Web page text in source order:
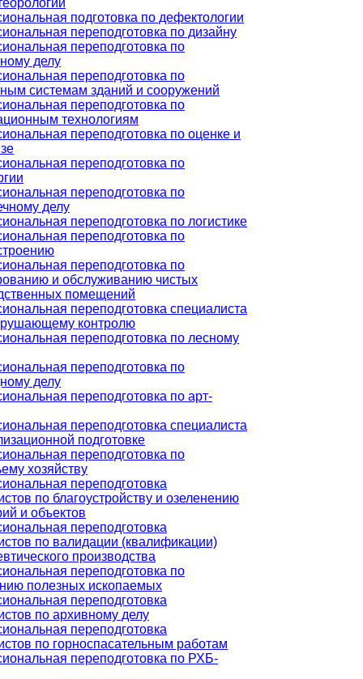
подготовка по дефектологии
переподготовка по дизайну
переподготовка по
делу
переподготовка по
системам зданий и сооружений
переподготовка по
технологиям
переподготовка по оценке и
переподготовка по
переподготовка по
делу
переподготовка по логистике
переподготовка по
переподготовка по
и обслуживанию чистых
помещений
переподготовка специалиста
контролю
переподготовка по лесному
переподготовка по
делу
переподготовка по арт-
переподготовка специалиста
подготовке
переподготовка по
хозяйству
переподготовка
по благоустройству и озеленению
и объектов
переподготовка
по валидации (квалификации)
производства
переподготовка по
полезных ископаемых
переподготовка
по архивному делу
переподготовка
по горноспасательным работам
переподготовка по РХБ-